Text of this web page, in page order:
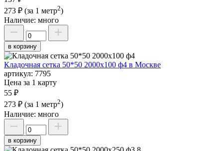
273 ₽ (за 1 метр2)
Наличие: много
в корзину
Кладочная сетка 50*50 2000х100 ф4 в Москве
артикул: 7795
Цена за 1 карту
55 ₽
273 ₽ (за 1 метр2)
Наличие: много
в корзину